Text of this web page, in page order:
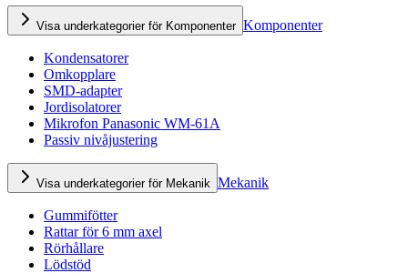
Visa underkategorier för Komponenter Komponenter
Kondensatorer
Omkopplare
SMD-adapter
Jordisolatorer
Mikrofon Panasonic WM-61A
Passiv nivåjustering
Visa underkategorier för Mekanik Mekanik
Gummifötter
Rattar för 6 mm axel
Rörhållare
Lödstöd